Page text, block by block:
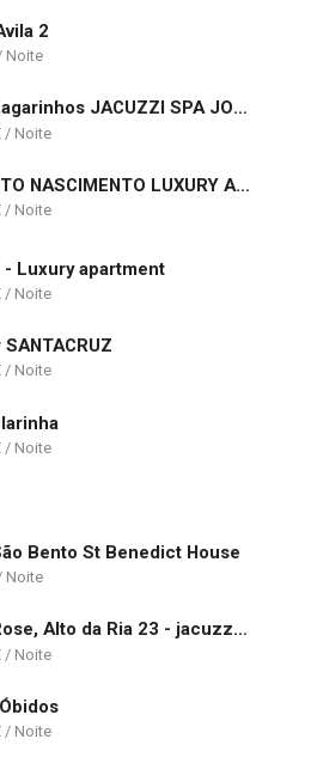
2
Casa de Lagarinhos JACUZZI SPA JOGOS GYM - SERRA DA ESTRELA - SEIA - GOUVEIA
ADALBERTO NASCIMENTO LUXURY APARTA-HOSTEL At COLINAS DO CRUZEIRO
Luxury apartment
Bento St Benedict House
Villa Ria Rose, Alto da Ria 23 - jacuzzi and beach